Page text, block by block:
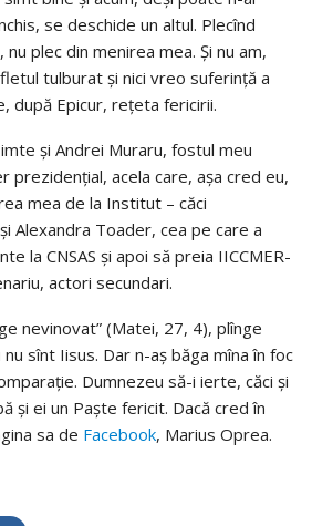
se deschide un altul. Plecînd
nu plec din menirea mea. Și nu am,
tulburat și nici vreo suferință a
după Epicur, rețeta fericirii.
și Andrei Muraru, fostul meu
prezidențial, acela care, așa cred eu,
mea de la Institut – căci
Alexandra Toader, cea pe care a
la CNSAS și apoi să preia IICCMER-
actori secundari.
nevinovat” (Matei, 27, 4), plînge
nu sînt Iisus. Dar n-aș băga mîna în foc
Dumnezeu să-i ierte, căci și
și ei un Paște fericit. Dacă cred în
sa de Facebook, Marius Oprea.